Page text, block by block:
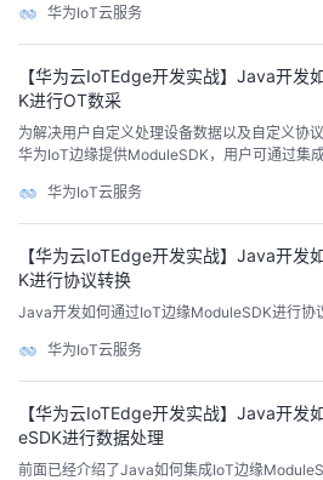
我
博
客
的
论
坛
我
的
圈
子
我
的
直
播
我
的
活
我
的
者
堂
我
的
课
程
我
的
认
我
的
我
Programs
的
支
我
的
技
术
支
我
的
云
声
议设备快速接入（即协议解析），IT子系统接
署和安装包部署的方式。
华为IoT云服务
【华为云IoTEdge开发实战】Java开发
K进行OT数采
为解决用户自定义处理设备数据以及自定义协
华为IoT边缘提供ModuleSDK，用户可通过集
议设备快速接入（即协议解析），IT子系统接
署和安装包部署的方式。
华为IoT云服务
【华为云IoTEdge开发实战】Java开发
K进行协议转换
Java开发如何通过IoT边缘ModuleSDK进行协
华为IoT云服务
【华为云IoTEdge开发实战】Java开发
eSDK进行数据处理
前面已经介绍了Java如何集成IoT边缘